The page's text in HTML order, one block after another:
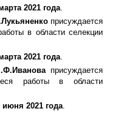
2021 года.
присуждается
в области селекции
2021 года.
присуждается
работы в области
июня 2021 года.